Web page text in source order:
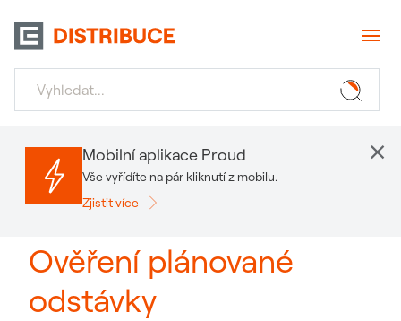
Ověření plánované
odstávky
Mobilní aplikace Proud
Vše vyřídíte na pár kliknutí z mobilu.
Zjistit více
×